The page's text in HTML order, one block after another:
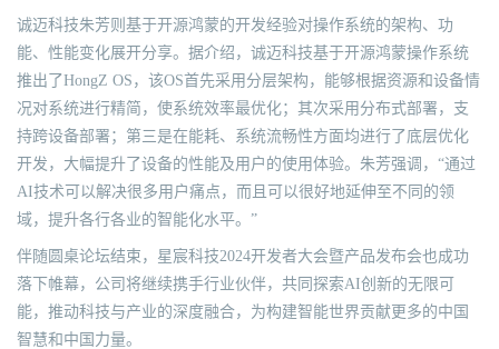
诚迈科技朱芳则基于开源鸿蒙的开发经验对操作系统的架构、功
能、性能变化展开分享。据介绍，诚迈科技基于开源鸿蒙操作系统
推出了HongZ OS，该OS首先采用分层架构，能够根据资源和设备情
况对系统进行精简，使系统效率最优化；其次采用分布式部署，支
持跨设备部署；第三是在能耗、系统流畅性方面均进行了底层优化
开发，大幅提升了设备的性能及用户的使用体验。朱芳强调，“通过
AI技术可以解决很多用户痛点，而且可以很好地延伸至不同的领
域，提升各行各业的智能化水平。”
伴随圆桌论坛结束，星宸科技2024开发者大会暨产品发布会也成功
落下帷幕，公司将继续携手行业伙伴，共同探索AI创新的无限可
能，推动科技与产业的深度融合，为构建智能世界贡献更多的中国
智慧和中国力量。